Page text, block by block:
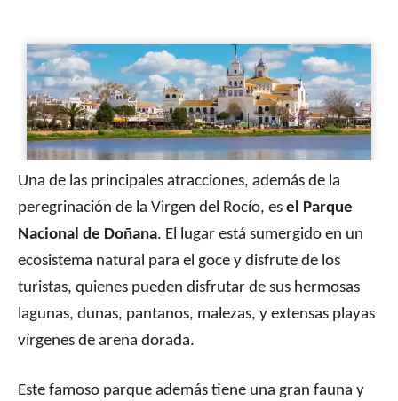
Una de las principales atracciones, además de la
peregrinación de la Virgen del Rocío, es el Parque
Nacional de Doñana. El lugar está sumergido en un
ecosistema natural para el goce y disfrute de los
turistas, quienes pueden disfrutar de sus hermosas
lagunas, dunas, pantanos, malezas, y extensas playas
vírgenes de arena dorada.
Este famoso parque además tiene una gran fauna y